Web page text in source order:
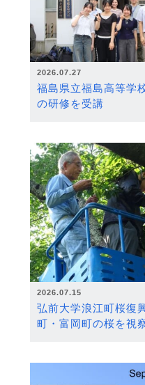
2026.07.27
福島県立福島高等学
の研修を受講
2026.07.15
弘前大学浪江町桜復
町・富岡町の桜を視